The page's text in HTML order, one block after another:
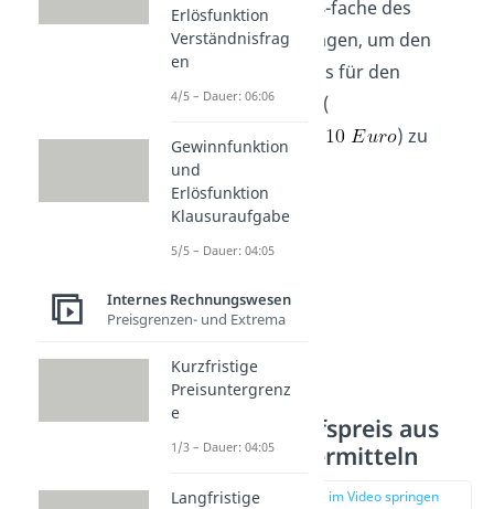
wurde also das 1,4-fache des
Preises aufgeschlagen, um den
Listenverkaufspreis für den
Endkonsumenten (
) zu
erhalten.
Listenverkaufspreis aus
Bezugspreis ermitteln
zur Stelle im Video springen
Erlösfunktion
Verständnisfrag
en
4/5 – Dauer: 06:06
Gewinnfunktion
und
Erlösfunktion
Klausuraufgabe
5/5 – Dauer: 04:05
Internes Rechnungswesen
Preisgrenzen- und Extrema
Kurzfristige
Preisuntergrenz
e
1/3 – Dauer: 04:05
Langfristige